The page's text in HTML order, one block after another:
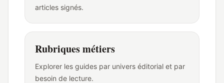
articles signés.
Rubriques métiers
Explorer les guides par univers éditorial et par
besoin de lecture.